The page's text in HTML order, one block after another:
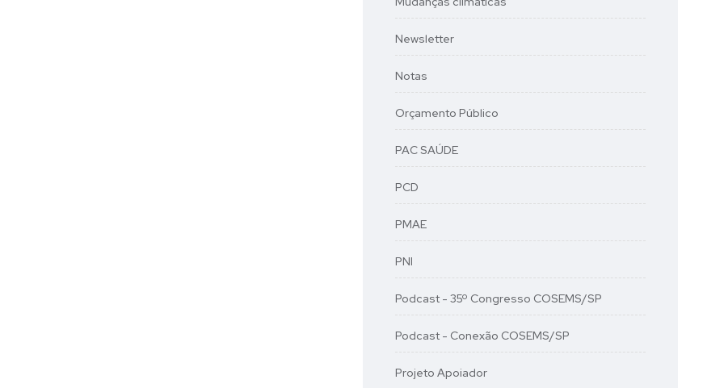
Newsletter
Notas
Orçamento Público
PAC SAÚDE
PCD
PMAE
PNI
Podcast - 35º Congresso COSEMS/SP
Podcast - Conexão COSEMS/SP
Projeto Apoiador